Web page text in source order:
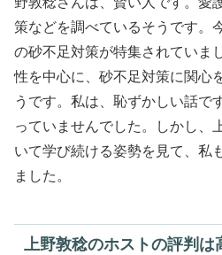
策などを調べているそうです。
の砂不足対策が特集されていま
性を中心に、砂不足対策に関心
うです。私は、恥ずかしい話で
っていませんでした。しかし、
いて学び続ける姿勢を見て、私
ました。
上野敦稔のホストの評判